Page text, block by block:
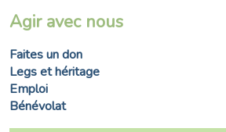
Agir avec nous
Faites un don
Legs et héritage
Emploi
Bénévolat